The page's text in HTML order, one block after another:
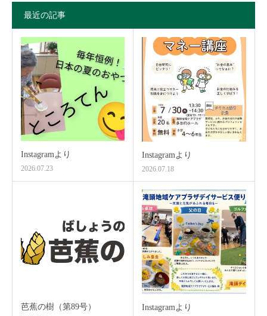
最近の記事
Instagramより
2026.07.23
Instagramより
2026.07.18
芭蕉の樹（第89号） Instagramより